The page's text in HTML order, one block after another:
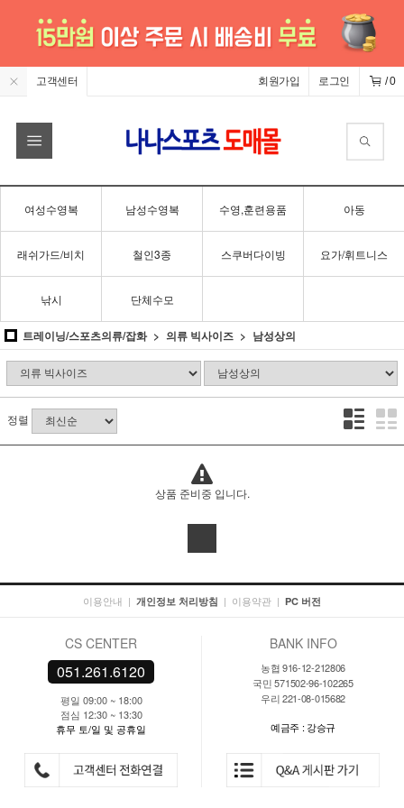
고객센터 /0
로그인
회원가입
여성수영복 남성수영복 수영,훈련용품 아동
래쉬가드/비치 철인3종 스쿠버다이빙 요가/휘트니스
낚시 단체수모
트레이닝/스포츠의류/잡화 의류 빅사이즈 남성상의
정렬
상품 준비중 입니다.
이용안내 | 개인정보 처리방침 | 이용약관 | PC 버전
CS CENTER
051.261.6120
평일 09:00 ~ 18:00
점심 12:30 ~ 13:30
휴무 토/일 및 공휴일
BANK INFO
농협 916-12-212806
국민 571502-96-102265
우리 221-08-015682
예금주 : 강승규